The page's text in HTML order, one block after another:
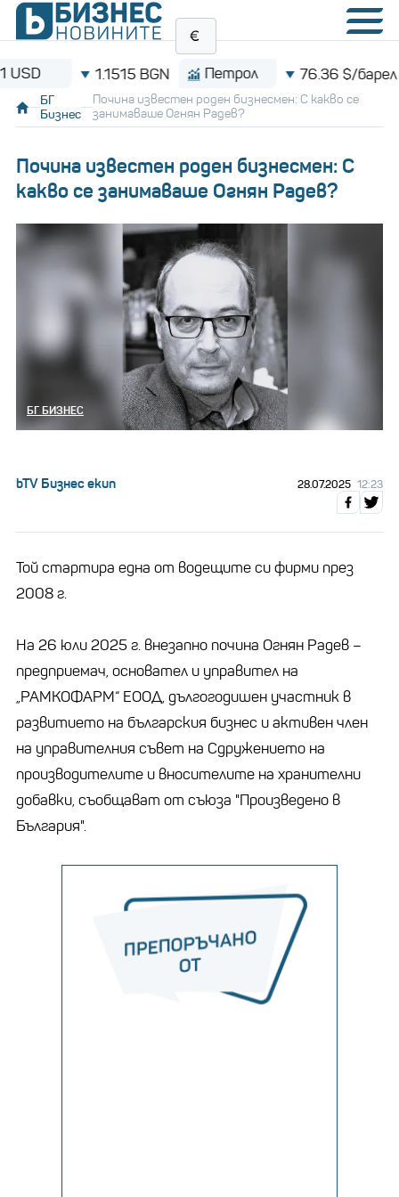
1.1515 BGN Петрол 76.36 $/барел
БГ
Бизнес
Почина известен роден бизнесмен: С какво се
занимаваше Огнян Радев?
Почина известен роден бизнесмен: С
какво се занимаваше Огнян Радев?
БГ БИЗНЕС
bTV Бизнес екип 28.07.2025 12:23
Той стартира една от водещите си фирми през
2008 г.
На 26 юли 2025 г. внезапно почина Огнян Радев –
предприемач, основател и управител на
„РАМКОФАРМ“ ЕООД, дългогодишен участник в
развитието на българския бизнес и активен член
на управителния съвет на Сдружението на
производителите и вносителите на хранителни
добавки, съобщават от съюза "Произведено в
България".